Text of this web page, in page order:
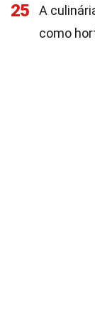
25
A
como